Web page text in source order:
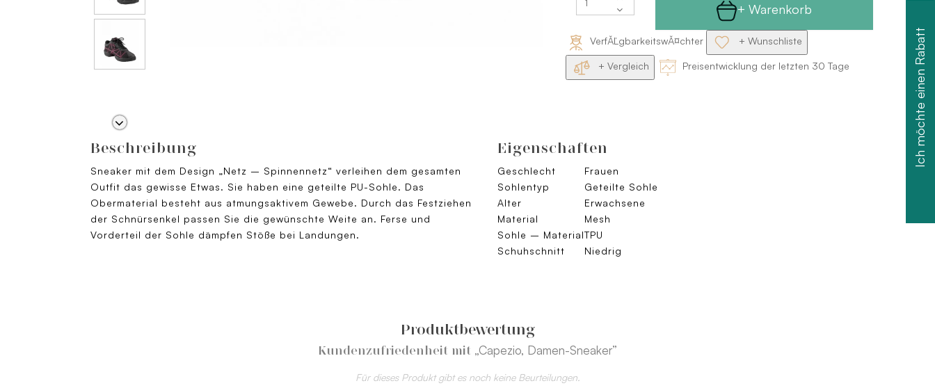
+ Warenkorb
VerfĂĽgbarkeitswĂ¤chter + Wunschliste
+ Vergleich Preisentwicklung der letzten 30 Tage
Beschreibung
Sneaker mit dem Design „Netz – Spinnennetz“ verleihen dem gesamten
Outfit das gewisse Etwas. Sie haben eine geteilte PU-Sohle. Das
Obermaterial besteht aus atmungsaktivem Gewebe. Durch das Festziehen
der Schnürsenkel passen Sie die gewünschte Weite an. Ferse und
Vorderteil der Sohle dämpfen Stöße bei Landungen.
Eigenschaften
Geschlecht
Frauen
Sohlentyp
Geteilte Sohle
Alter
Erwachsene
Material
Mesh
Sohle – MaterialTPU
Schuhschnitt
Niedrig
Produktbewertung
Kundenzufriedenheit mit „Capezio, Damen-Sneaker”
Für dieses Produkt gibt es noch keine Beurteilungen.
Ich möchte einen Rabatt